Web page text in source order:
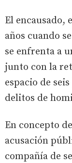
El encausado,
años cuando
se enfrenta a
junto con la
espacio de
delitos de
En concepto
acusación
compañía de